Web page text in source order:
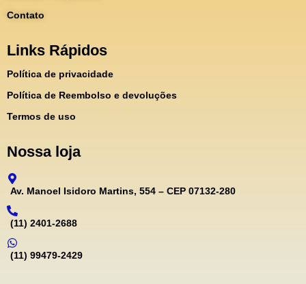
Contato
Links Rápidos
Política de privacidade
Política de Reembolso e devoluções
Termos de uso
Nossa loja
Av. Manoel Isidoro Martins, 554 – CEP 07132-280
(11) 2401-2688
(11) 99479-2429